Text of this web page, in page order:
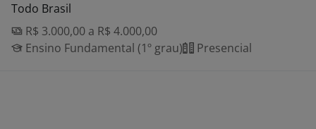
Todo Brasil
R$ 3.000,00 a R$ 4.000,00
Ensino Fundamental (1º grau)
Presencial